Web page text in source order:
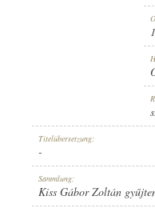
ODEON RECORD
NO. 35250.
Titelübersetzung:
-
Sammlung:
Kiss Gábor Zoltán